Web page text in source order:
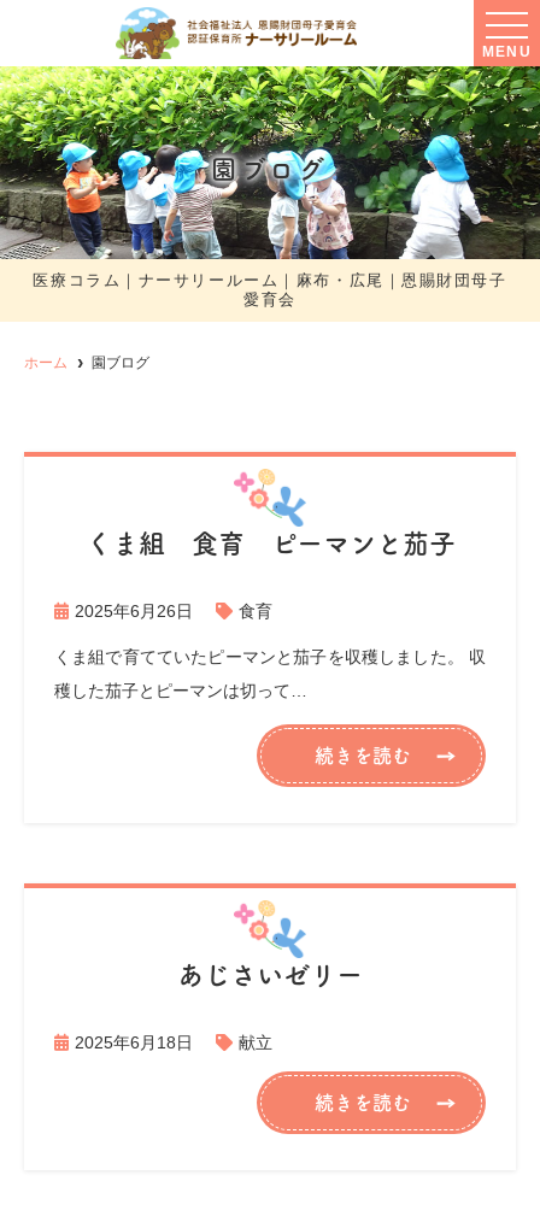
MENU
園ブログ
医療コラム｜ナーサリールーム｜麻布・広尾｜恩賜財団母子
愛育会
ホーム 園ブログ
くま組 食育 ピーマンと茄子
2025年6月26日 食育
くま組で育てていたピーマンと茄子を収穫しました。 収
穫した茄子とピーマンは切って…
続きを読む
あじさいゼリー
2025年6月18日 献立
続きを読む